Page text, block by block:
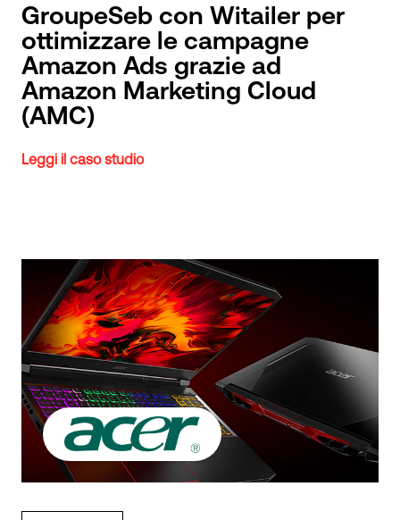
GroupeSeb con Witailer per
ottimizzare le campagne
Amazon Ads grazie ad
Amazon Marketing Cloud
(AMC)
Leggi il caso studio